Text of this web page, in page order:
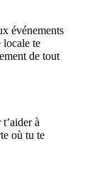
événements
locale te
de tout
à
où tu te